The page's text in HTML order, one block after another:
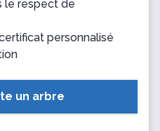
le respect de
personnalisé
un arbre